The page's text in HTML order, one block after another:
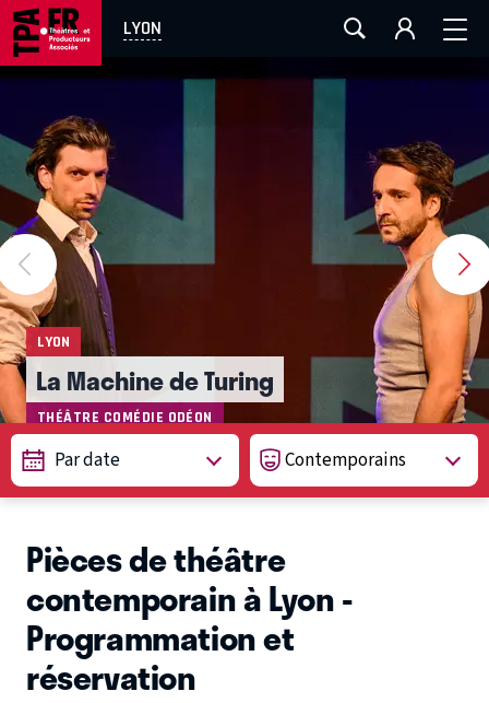
LYON
AIX-MARSEILLE LA ROCHELLE
ROUEN TOULOUSE FESTIVAL OFF AVIGNON
EN TOURNÉE
LYON
La Machine de Turing
THÉÂTRE COMÉDIE ODÉON
Photo ©Paul Bourdel
Par date
Pièces de théâtre
contemporain à Lyon -
Programmation et
réservation